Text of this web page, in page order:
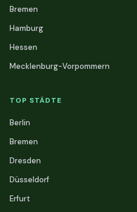
Bremen
Hamburg
Hessen
Mecklenburg-Vorpommern
TOP STÄDTE
Berlin
Bremen
Dresden
Düsseldorf
Erfurt